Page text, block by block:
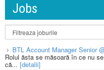
Jobs
BTL Account Manager Senior
Rolul ăsta se măsoară în ce nu
că... [detalii]